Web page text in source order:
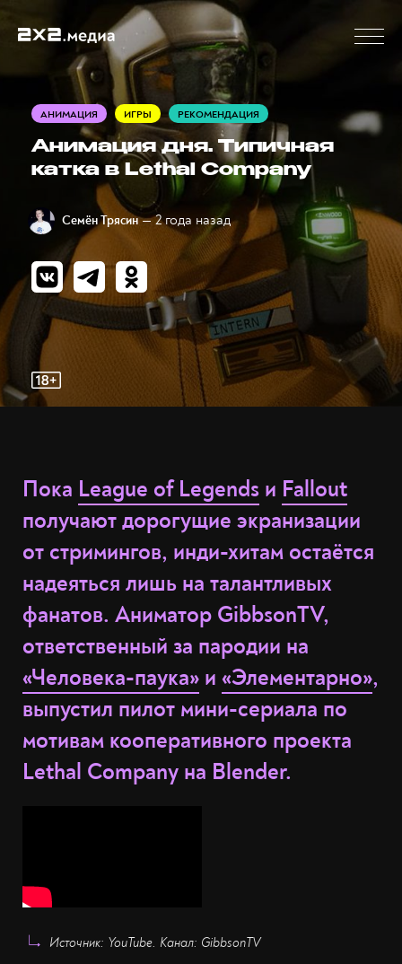
АНИМАЦИЯ ИГРЫ РЕКОМЕНДАЦИЯ
Анимация дня. Типичная
катка в Lethal Company
Семён Трясин — 2 года назад
Пока League of Legends и Fallout
получают дорогущие экранизации
от стримингов, инди-хитам остаётся
надеяться лишь на талантливых
фанатов. Аниматор GibbsonTV,
ответственный за пародии на
«Человека-паука» и «Элементарно»,
выпустил пилот мини-сериала по
мотивам кооперативного проекта
Lethal Company на Blender.
Источник: YouTube. Канал: GibbsonTV